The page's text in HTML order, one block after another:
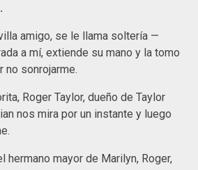
amigo, se le llama soltería —
a mí, extiende su mano y la tomo
no sonrojarme.
Roger Taylor, dueño de Taylor
nos mira por un instante y luego
hermano mayor de Marilyn, Roger,